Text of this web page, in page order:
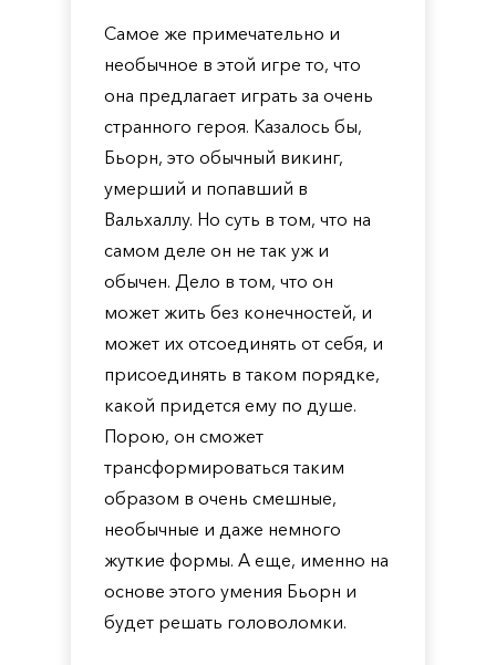
Самое же примечательно и
необычное в этой игре то, что
она предлагает играть за очень
странного героя. Казалось бы,
Бьорн, это обычный викинг,
умерший и попавший в
Вальхаллу. Но суть в том, что на
самом деле он не так уж и
обычен. Дело в том, что он
может жить без конечностей, и
может их отсоединять от себя, и
присоединять в таком порядке,
какой придется ему по душе.
Порою, он сможет
трансформироваться таким
образом в очень смешные,
необычные и даже немного
жуткие формы. А еще, именно на
основе этого умения Бьорн и
будет решать головоломки.